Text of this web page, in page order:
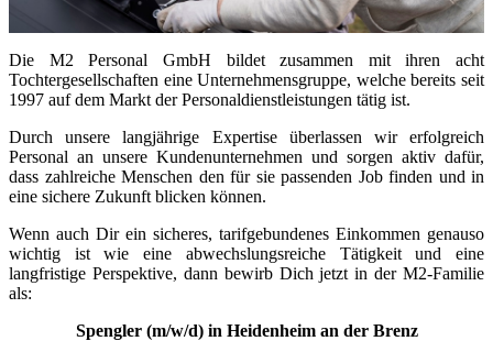
Die M2 Personal GmbH bildet zusammen mit ihren acht
Tochtergesellschaften eine Unternehmensgruppe, welche bereits seit
1997 auf dem Markt der Personaldienstleistungen tätig ist.
Durch unsere langjährige Expertise überlassen wir erfolgreich
Personal an unsere Kundenunternehmen und sorgen aktiv dafür,
dass zahlreiche Menschen den für sie passenden Job finden und in
eine sichere Zukunft blicken können.
Wenn auch Dir ein sicheres, tarifgebundenes Einkommen genauso
wichtig ist wie eine abwechslungsreiche Tätigkeit und eine
langfristige Perspektive, dann bewirb Dich jetzt in der M2-Familie
als:
Spengler (m/w/d) in Heidenheim an der Brenz